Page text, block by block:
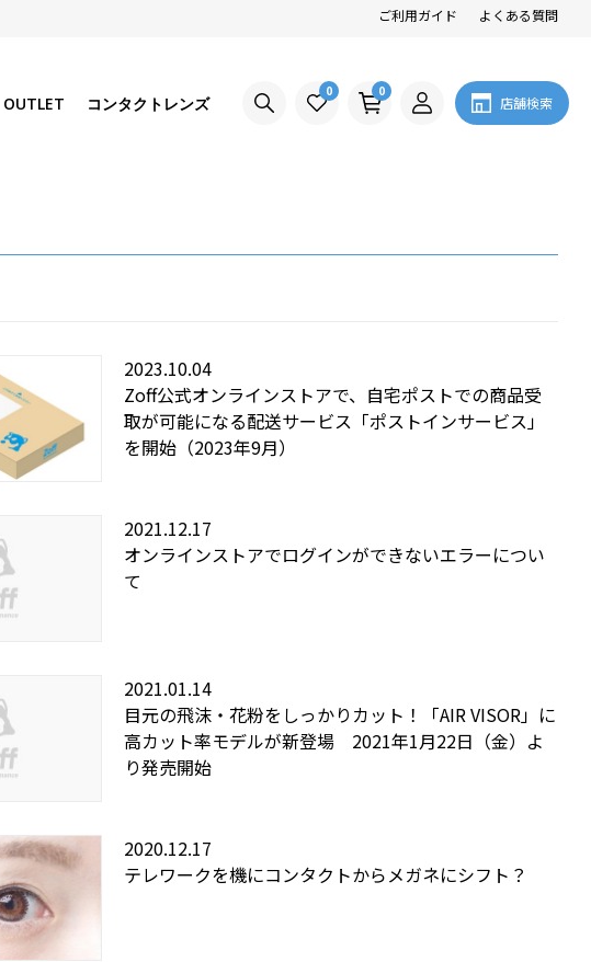
ご利用ガイド よくある質問
OUTLET コンタクトレンズ
0 0
店舗検索
2023.10.04
Zoff公式オンラインストアで、自宅ポストでの商品受
取が可能になる配送サービス「ポストインサービス」
を開始（2023年9月）
2021.12.17
オンラインストアでログインができないエラーについ
て
2021.01.14
目元の飛沫・花粉をしっかりカット！「AIR VISOR」に
高カット率モデルが新登場 2021年1月22日（金）よ
り発売開始
2020.12.17
テレワークを機にコンタクトからメガネにシフト？